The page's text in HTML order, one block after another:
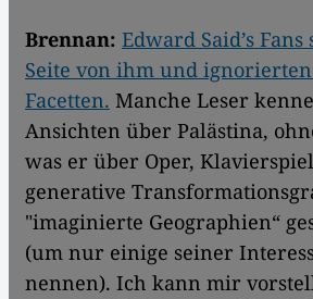
Brennan: Edward Said’s
Seite von ihm und
Facetten. Manche Leser
Ansichten über Palästina,
was er über Oper,
generative
"imaginierte Geographien“
(um nur einige seiner
nennen). Ich kann mir